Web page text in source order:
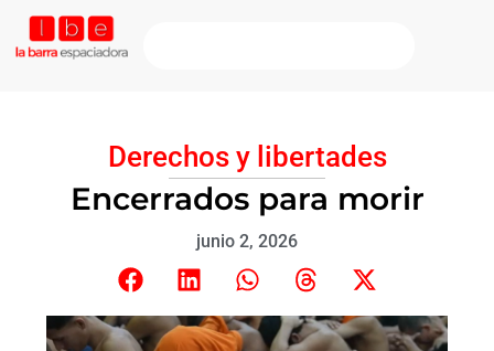
Derechos y libertades
Encerrados para morir
junio 2, 2026